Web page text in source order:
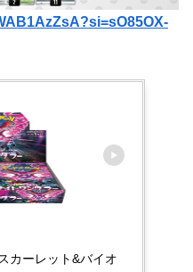
カーレット&バイオ